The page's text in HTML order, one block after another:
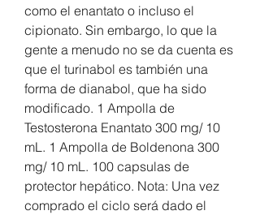
como el enantato o incluso el
cipionato. Sin embargo, lo que la
gente a menudo no se da cuenta es
que el turinabol es también una
forma de dianabol, que ha sido
modificado. 1 Ampolla de
Testosterona Enantato 300 mg/ 10
mL. 1 Ampolla de Boldenona 300
mg/ 10 mL. 100 capsulas de
protector hepático. Nota: Una vez
comprado el ciclo será dado el